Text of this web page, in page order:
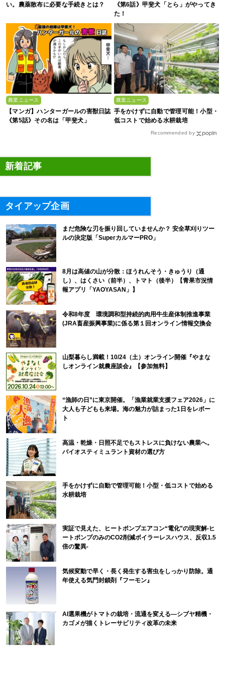
い。農薬散布に必要な手続きとは？
《第6話》甲斐犬「とら」がやってき
た！
農業ニュース
【マンガ】ハンターガールの害獣日誌
《第5話》その名は「甲斐犬」
農業ニュース
手をかけずに自動で管理可能！小型・
低コストで始める水耕栽培
Recommended by
新着記事
タイアップ企画
まだ危険な刃を振り回していませんか？ 安全草刈りツー
ルの決定版「SuperカルマーPRO」
8月は高値の山が分散：ほうれんそう・きゅうり（通
し）、はくさい（前半）、トマト（後半）【青果市況情
報アプリ「YAOYASAN」】
令和8年度 環境調和型持続的肉用牛生産体制推進事業
(JRA畜産振興事業)に係る第１回オンライン情報交換会
山梨暮らし満載！10/24（土）オンライン開催『やまな
しオンライン就農座談会』【参加無料】
“漁師の日”に東京開催。「漁業就業支援フェア2026」に
大人も子どもも来場。海の魅力が詰まった1日をレポー
ト
高温・乾燥・日照不足でもストレスに負けない農業へ。
バイオスティミュラント資材の選び方
手をかけずに自動で管理可能！小型・低コストで始める
水耕栽培
実証で見えた、ヒートポンプエアコン“電化”の現実解-ヒ
ートポンプのみのCO2削減ボイラーレスハウス、反収1.5
倍の驚異-
気候変動で早く・長く発生する害虫をしっかり防除。通
年使える気門封鎖剤『フーモン』
AI選果機がトマトの栽培・流通を変える―シブヤ精機・
カゴメが描くトレーサビリティ改革の未来